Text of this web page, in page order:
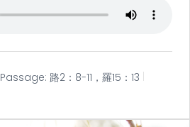
Passage: 路2：8-11，羅15：13